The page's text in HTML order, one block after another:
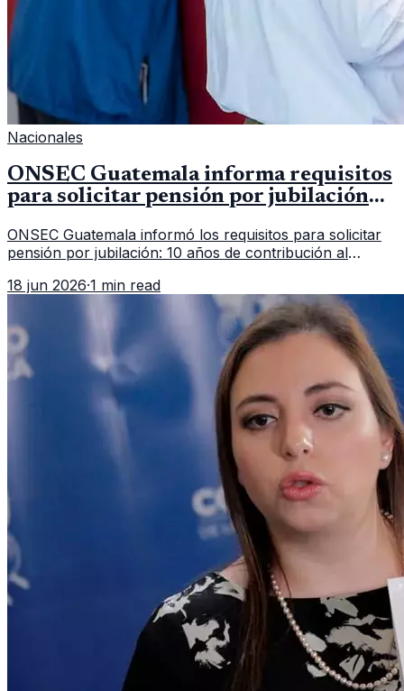
Nacionales
ONSEC Guatemala informa requisitos
para solicitar pensión por jubilación
ONSEC Guatemala informó los requisitos para solicitar
pensión por jubilación: 10 años de contribución al
importar edad.
18 jun 2026·1 min read